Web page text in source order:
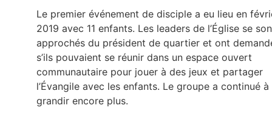
Le premier événement de disciple a eu lieu en
2019 avec 11 enfants. Les leaders de l’Église se
approchés du président de quartier et ont
s’ils pouvaient se réunir dans un espace ouvert
communautaire pour jouer à des jeux et partager
l’Évangile avec les enfants. Le groupe a continué à
grandir encore plus.